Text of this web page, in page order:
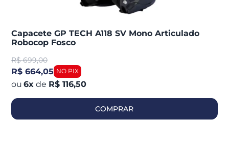
Capacete GP TECH A118 SV Mono Articulado
Robocop Fosco
R$ 699,00
R$ 664,05
6x de R$ 116,50
COMPRAR